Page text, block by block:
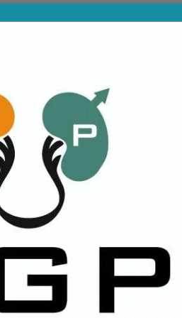
DIVISIONES INFERIORES